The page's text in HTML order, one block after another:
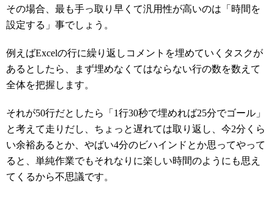
その場合、最も手っ取り早くて汎用性が高いのは「時間を
設定する」事でしょう。
例えばExcelの行に繰り返しコメントを埋めていくタスクが
あるとしたら、まず埋めなくてはならない行の数を数えて
全体を把握します。
それが50行だとしたら「1行30秒で埋めれば25分でゴール」
と考えて走りだし、ちょっと遅れては取り返し、今2分くら
い余裕あるとか、やばい4分のビハインドとか思ってやって
ると、単純作業でもそれなりに楽しい時間のようにも思え
てくるから不思議です。